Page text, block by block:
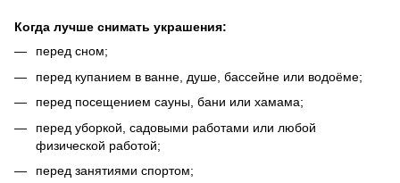
Когда лучше снимать украшения:
перед сном;
перед купанием в ванне, душе, бассейне или водоёме;
перед посещением сауны, бани или хамама;
перед уборкой, садовыми работами или любой
физической работой;
перед занятиями спортом;